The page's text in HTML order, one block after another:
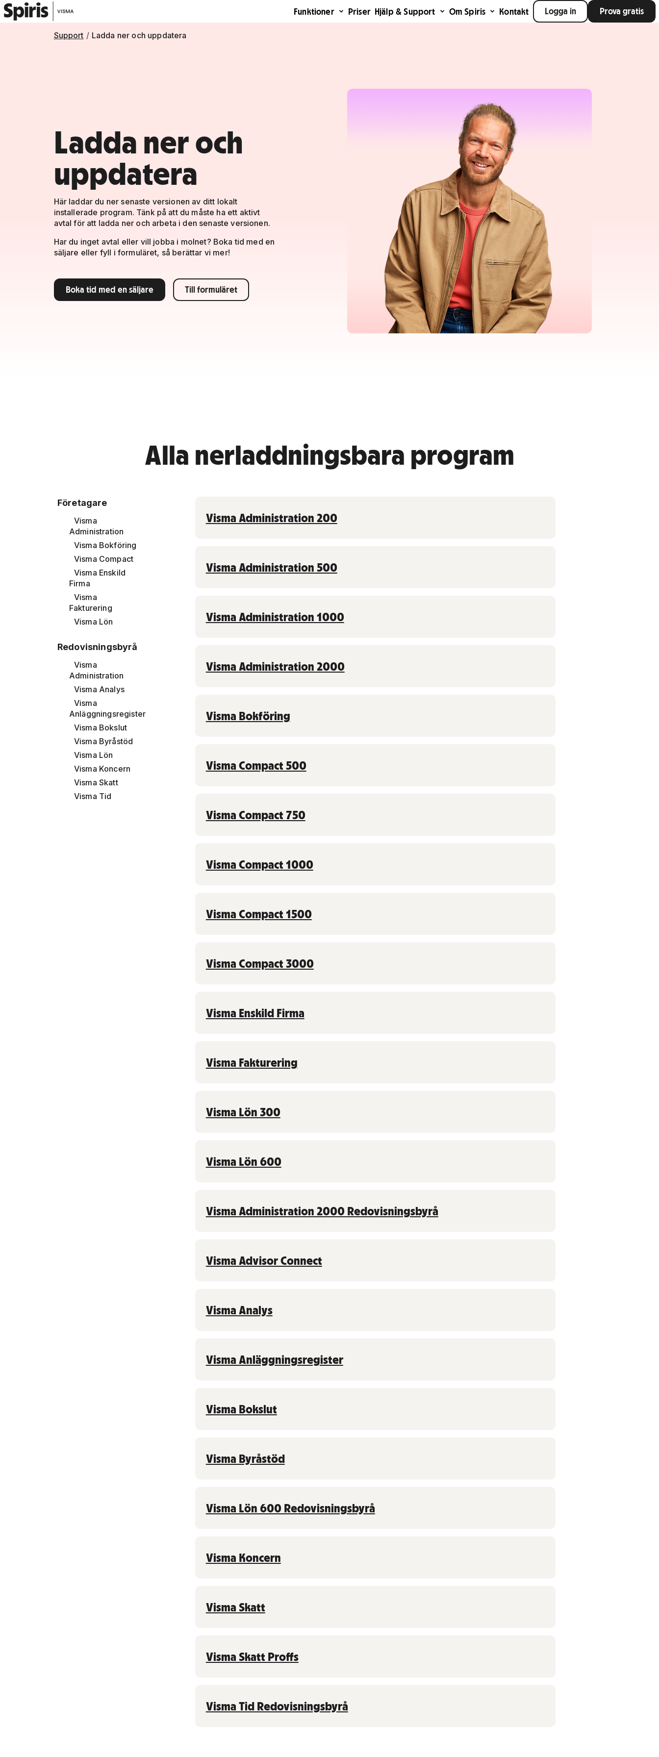
Funktioner Priser Hjälp & Support Om Spiris Kontakt Logga in Prova gratis
Support Ladda ner och uppdatera
Ladda ner och
uppdatera
Här laddar du ner senaste versionen av ditt lokalt
installerade program. Tänk på att du måste ha ett aktivt
avtal för att ladda ner och arbeta i den senaste versionen.
Har du inget avtal eller vill jobba i molnet? Boka tid med en
säljare eller fyll i formuläret, så berättar vi mer!
Boka tid med en säljare Till formuläret
Alla nerladdningsbara program
Företagare
Visma
Administration
Visma Bokföring
Visma Compact
Visma Enskild
Firma
Visma
Fakturering
Visma Lön
Redovisningsbyrå
Visma
Administration
Visma Analys
Visma
Anläggningsregister
Visma Bokslut
Visma Byråstöd
Visma Lön
Visma Koncern
Visma Skatt
Visma Tid
Visma Administration 200
Visma Administration 500
Visma Administration 1000
Visma Administration 2000
Visma Bokföring
Visma Compact 500
Visma Compact 750
Visma Compact 1000
Visma Compact 1500
Visma Compact 3000
Visma Enskild Firma
Visma Fakturering
Visma Lön 300
Visma Lön 600
Visma Administration 2000 Redovisningsbyrå
Visma Advisor Connect
Visma Analys
Visma Anläggningsregister
Visma Bokslut
Visma Byråstöd
Visma Lön 600 Redovisningsbyrå
Visma Koncern
Visma Skatt
Visma Skatt Proffs
Visma Tid Redovisningsbyrå